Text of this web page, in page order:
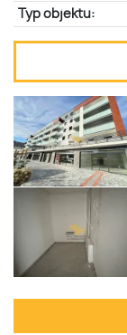
Typ objektu: